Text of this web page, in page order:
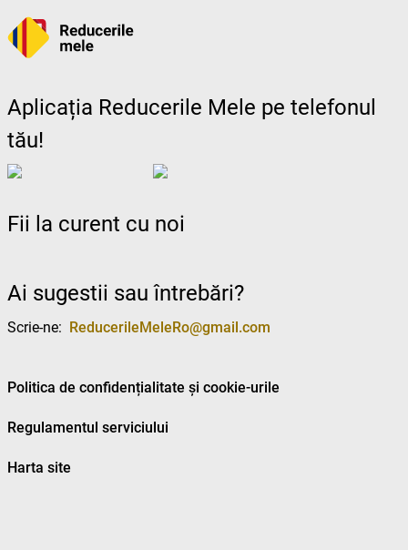
Aplicația Reducerile Mele pe telefonul
tău!
Fii la curent cu noi
Ai sugestii sau întrebări?
Scrie-ne: ReducerileMeleRo@gmail.com
Politica de confidențialitate și cookie-urile
Regulamentul serviciului
Harta site